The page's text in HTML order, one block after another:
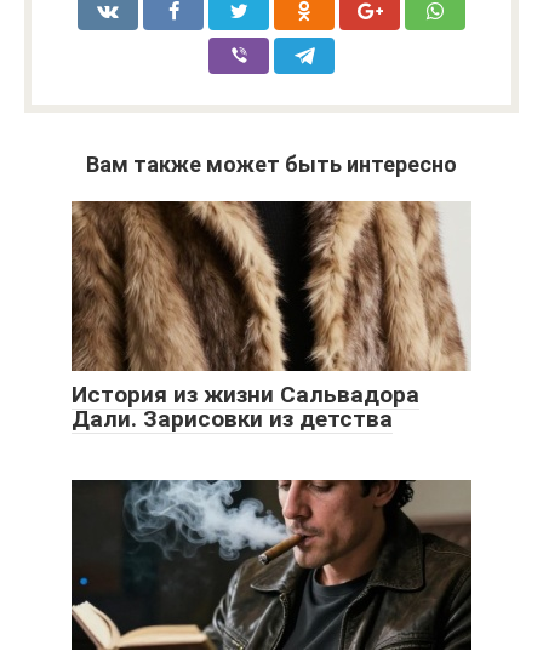
Вам также может быть интересно
История из жизни Сальвадора
Дали. Зарисовки из детства